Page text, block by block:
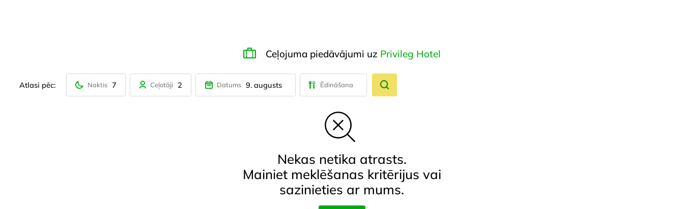
Ceļojuma piedāvājumi uz Privileg Hotel
Atlasi pēc: Naktis 7 Ceļotāji 2 Datums 9. augusts Ēdināšana
Nekas netika atrasts.
Mainiet meklēšanas kritērijus vai
sazinieties ar mums.